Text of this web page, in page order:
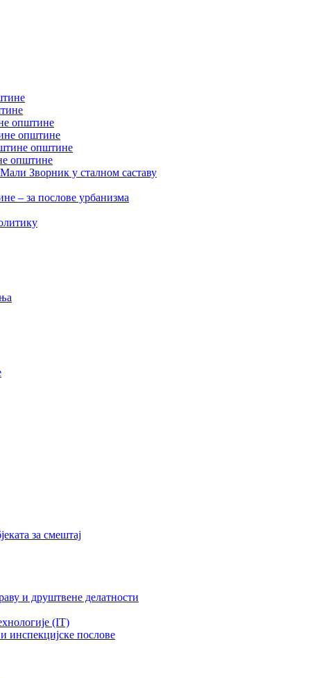
општине
општине
општине
општине
Зворник у сталном саставу
– за послове урбанизма
за смештај
и друштвене делатности
(IT)
инспекцијске послове